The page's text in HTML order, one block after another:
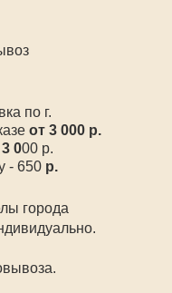
по г.
от 3 000 р.
000 р.
- 650 р.
города